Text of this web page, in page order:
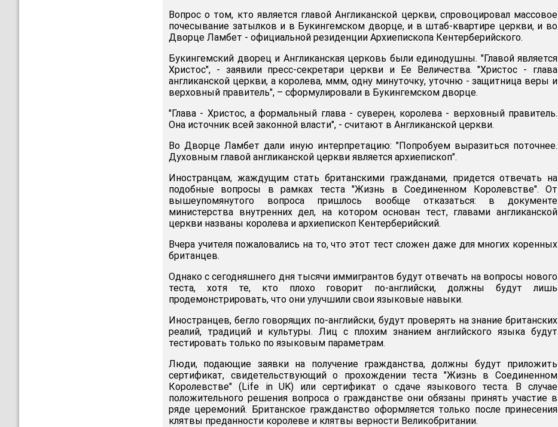
Вопрос о том, кто является главой Англиканской церкви, спровоцировал массовое
почесывание затылков и в Букингемском дворце, и в штаб-квартире церкви, и во
Дворце Ламбет - официальной резиденции Архиепископа Кентерберийского.
Букингемский дворец и Англиканская церковь были единодушны. "Главой является
Христос", - заявили пресс-секретари церкви и Ее Величества. "Христос - глава
англиканской церкви, а королева, ммм, одну минуточку, уточню - защитница веры и
верховный правитель", – сформулировали в Букингемском дворце.
"Глава - Христос, а формальный глава - суверен, королева - верховный правитель.
Она источник всей законной власти", - считают в Англиканской церкви.
Во Дворце Ламбет дали иную интерпретацию: "Попробуем выразиться поточнее.
Духовным главой англиканской церкви является архиепископ".
Иностранцам, жаждущим стать британскими гражданами, придется отвечать на
подобные вопросы в рамках теста "Жизнь в Соединенном Королевстве". От
вышеупомянутого вопроса пришлось вообще отказаться: в документе
министерства внутренних дел, на котором основан тест, главами англиканской
церкви названы королева и архиепископ Кентерберийский.
Вчера учителя пожаловались на то, что этот тест сложен даже для многих коренных
британцев.
Однако с сегодняшнего дня тысячи иммигрантов будут отвечать на вопросы нового
теста, хотя те, кто плохо говорит по-английски, должны будут лишь
продемонстрировать, что они улучшили свои языковые навыки.
Иностранцев, бегло говорящих по-английски, будут проверять на знание британских
реалий, традиций и культуры. Лиц с плохим знанием английского языка будут
тестировать только по языковым параметрам.
Люди, подающие заявки на получение гражданства, должны будут приложить
сертификат, свидетельствующий о прохождении теста "Жизнь в Соединенном
Королевстве" (Life in UK) или сертификат о сдаче языкового теста. В случае
положительного решения вопроса о гражданстве они обязаны принять участие в
ряде церемоний. Британское гражданство оформляется только после принесения
клятвы преданности королеве и клятвы верности Великобритании.